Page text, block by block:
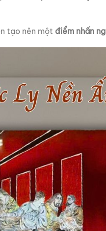
tạo nên một điểm nhấn